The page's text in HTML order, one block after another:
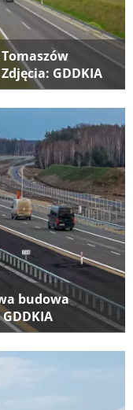
Tomaszów
GDDKIA
budowa